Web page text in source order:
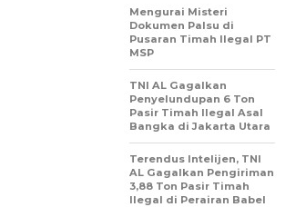
Mengurai Misteri
Dokumen Palsu di
Pusaran Timah Ilegal PT
MSP
TNI AL Gagalkan
Penyelundupan 6 Ton
Pasir Timah Ilegal Asal
Bangka di Jakarta Utara
Terendus Intelijen, TNI
AL Gagalkan Pengiriman
3,88 Ton Pasir Timah
Ilegal di Perairan Babel